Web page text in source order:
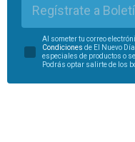
Regístrate a
Al someter tu correo
Condiciones de El Nuevo
especiales de productos o
Podrás optar salirte de los